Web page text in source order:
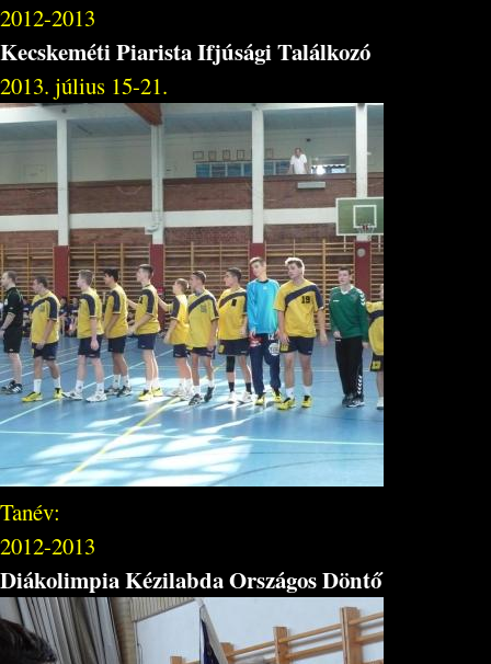
2012-2013
Kecskeméti Piarista Ifjúsági Találkozó
2013. július 15-21.
Tanév:
2012-2013
Diákolimpia Kézilabda Országos Döntő